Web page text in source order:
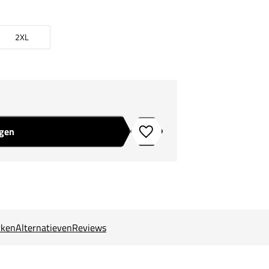
2XL
Toevoegen aan verlanglijstje
AlternatievenReviews